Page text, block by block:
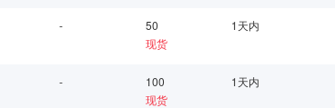
-
50
现货
1天内
-
100
现货
1天内